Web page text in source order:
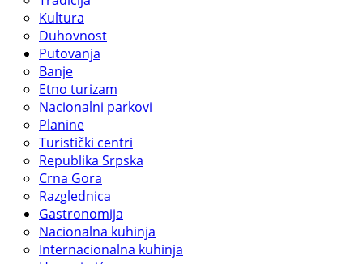
Kultura
Duhovnost
Putovanja
Banje
Etno turizam
Nacionalni parkovi
Planine
Turistički centri
Republika Srpska
Crna Gora
Razglednica
Gastronomija
Nacionalna kuhinja
Internacionalna kuhinja